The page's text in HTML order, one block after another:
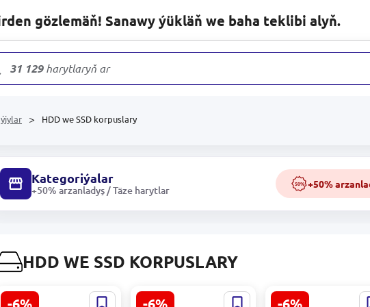
gözlemäň! Sanawy ýükläň we baha teklibi alyň.
31 129harytlaryň arasynda
HDD we SSD korpuslary
Kategoriýalar
+50% arzanladyş / Täze harytlar
50% +50%
HDD WE SSD KORPUSLARY